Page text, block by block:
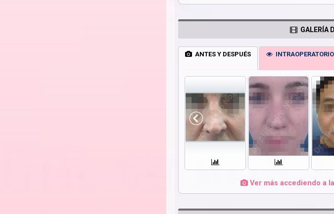
GALERÍA
ANTES Y DESPUÉS
Ver más accediendo a